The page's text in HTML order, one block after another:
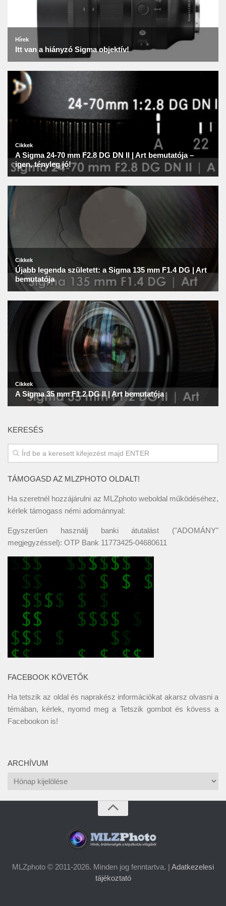
KERESÉS
TÁMOGASD AZ MLZPHOTO OLDALT!
Ha szeretnél hozzájárulni az MLZphoto weboldal működéséhez,
kérlek támogass némi adománnyal:
Egyszerűen használj banki átutalást ("ADOMÁNY"
megjegyzéssel): OTP Bank 11773425-04680611
FACEBOOK KÖVETŐK
Ha tetszik az oldal és naprakész információkat akarsz olvasni a
témában, kérlek, nyomd meg a Tetszik gombot és kövess a
Facebookon is!
ARCHÍVUM
Archívum
MLZphoto © 2011-2026. Minden jog fenntartva. | Adatkezelesi
tájékoztató